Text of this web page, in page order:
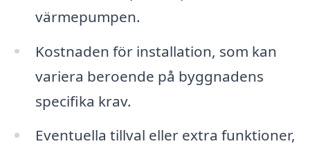
värmepumpen.
Kostnaden för installation, som kan
variera beroende på byggnadens
specifika krav.
Eventuella tillval eller extra funktioner,